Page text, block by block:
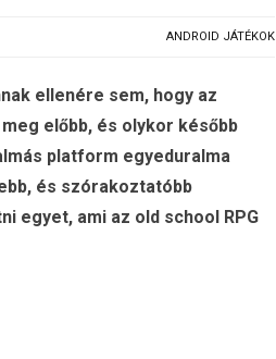
ANDROID JÁTÉKOK
ellenére sem, hogy az
előbb, és olykor később
platform egyeduralma
és szórakoztatóbb
egyet, ami az old school RPG